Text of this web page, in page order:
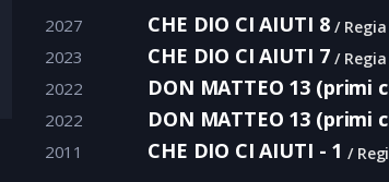
2027 CHE DIO CI AIUTI 8 Regia
2023 CHE DIO CI AIUTI 7 Regia
2022 DON MATTEO 13 (primi
2022 DON MATTEO 13 (primi
2011 CHE DIO CI AIUTI - 1